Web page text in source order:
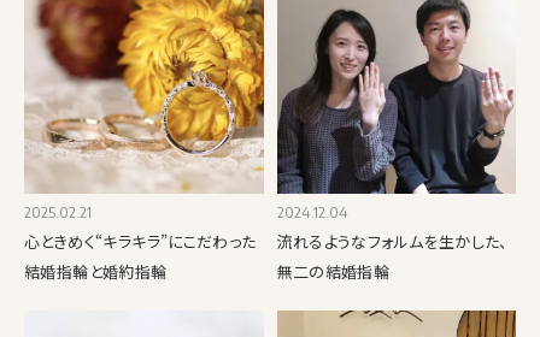
2025.02.21
心ときめく“キラキラ”にこだわった
結婚指輪と婚約指輪
2024.12.04
流れるようなフォルムを生かした、
無二の結婚指輪